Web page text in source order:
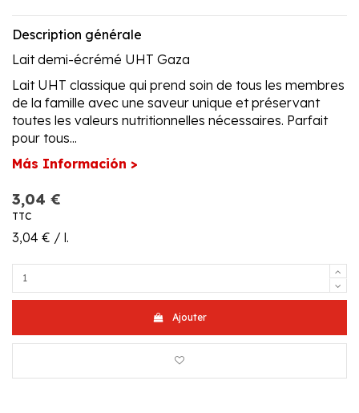
Description générale
Lait demi-écrémé UHT Gaza
Lait UHT classique qui prend soin de tous les membres
de la famille avec une saveur unique et préservant
toutes les valeurs nutritionnelles nécessaires. Parfait
pour tous...
Más Información >
3,04 €
TTC
3,04 € / l.
Ajouter